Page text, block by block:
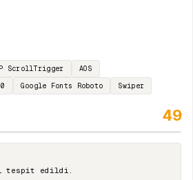
ScrollTrigger AOS
Google Fonts Roboto Swiper
49
tespit edildi.